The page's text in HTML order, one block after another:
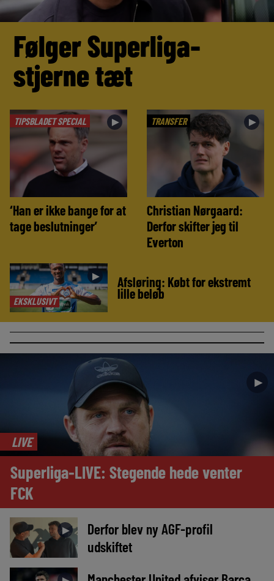
Følger Superliga-
stjerne tæt
TIPSBLADET SPECIAL ►
‘Han er ikke bange for at
tage beslutninger’
TRANSFER ►
Christian Nørgaard:
Derfor skifter jeg til
Everton
EKSKLUSIVT
► Afsløring: Købt for ekstremt
lille beløb
►
LIVE
Superliga-LIVE: Stegende hede venter
FCK
►
Derfor blev ny AGF-profil
udskiftet